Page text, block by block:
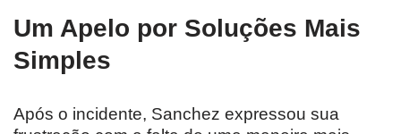
Um Apelo por Soluções Mais
Simples
Após o incidente, Sanchez expressou sua